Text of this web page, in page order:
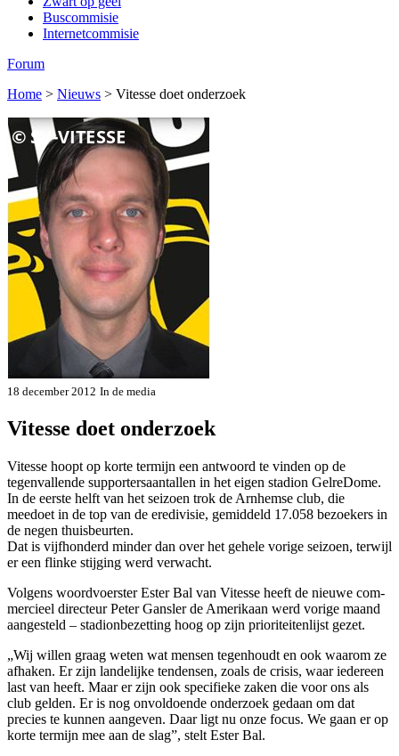
Buscommisie
Internetcommisie
Forum
Home > Nieuws > Vitesse doet onderzoek
18 december 2012 In de media
Vitesse doet onderzoek
Vitesse hoopt op korte termijn een antwoord te vinden op de
tegenvallende supportersaan­tallen in het eigen stadion GelreDome.
In de eerste helft van het seizoen trok de Arnhemse club, die
meedoet in de top van de ere­divisie, gemiddeld 17.058 bezoe­kers in
de negen thuisbeurten.
Dat is vijfhonderd minder dan over het gehele vorige seizoen, terwijl
er een flinke stijging werd ver­wacht.
Volgens woordvoerster Ester Bal van Vitesse heeft de nieuwe com­
mercieel directeur Peter Gansler ­de Amerikaan werd vorige maand
aangesteld – stadionbezetting hoog op zijn prioriteitenlijst gezet.
„Wij willen graag weten wat men­sen tegenhoudt en ook waarom ze
afhaken. Er zijn landelijke tenden­sen, zoals de crisis, waar iedereen
last van heeft. Maar er zijn ook spe­cifieke zaken die voor ons als
club gelden. Er is nog onvoldoende on­derzoek gedaan om dat
precies te kunnen aangeven. Daar ligt nu on­ze focus. We gaan er op
korte ter­mijn mee aan de slag”, stelt Ester Bal.